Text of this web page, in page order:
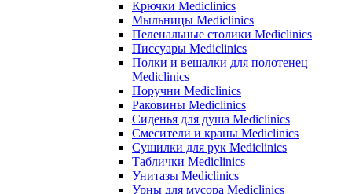
Крючки Mediclinics
Мыльницы Mediclinics
Пеленальные столики Mediclinics
Писсуары Mediclinics
Полки и вешалки для полотенец
Mediclinics
Поручни Mediclinics
Раковины Mediclinics
Сиденья для душа Mediclinics
Смесители и краны Mediclinics
Сушилки для рук Mediclinics
Таблички Mediclinics
Унитазы Mediclinics
Урны для мусора Mediclinics